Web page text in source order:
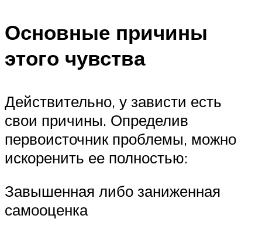
Основные причины
этого чувства
Действительно, у зависти есть
свои причины. Определив
первоисточник проблемы, можно
искоренить ее полностью:
Завышенная либо заниженная
самооценка